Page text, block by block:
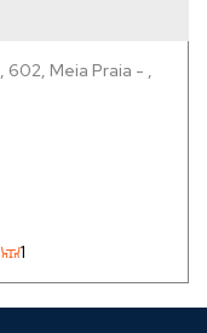
, 602, Meia Praia
,
1